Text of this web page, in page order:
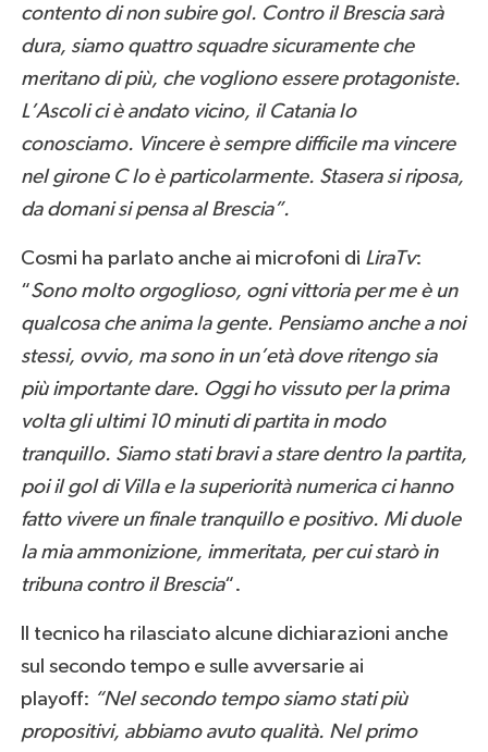
contento di non subire gol. Contro il Brescia sarà
dura, siamo quattro squadre sicuramente che
meritano di più, che vogliono essere protagoniste.
L’Ascoli ci è andato vicino, il Catania lo
conosciamo. Vincere è sempre difficile ma vincere
nel girone C lo è particolarmente. Stasera si riposa,
da domani si pensa al Brescia”.
Cosmi ha parlato anche ai microfoni di LiraTv:
“Sono molto orgoglioso, ogni vittoria per me è un
qualcosa che anima la gente. Pensiamo anche a noi
stessi, ovvio, ma sono in un’età dove ritengo sia
più importante dare. Oggi ho vissuto per la prima
volta gli ultimi 10 minuti di partita in modo
tranquillo. Siamo stati bravi a stare dentro la partita,
poi il gol di Villa e la superiorità numerica ci hanno
fatto vivere un finale tranquillo e positivo. Mi duole
la mia ammonizione, immeritata, per cui starò in
tribuna contro il Brescia“.
Il tecnico ha rilasciato alcune dichiarazioni anche
sul secondo tempo e sulle avversarie ai
playoff: “Nel secondo tempo siamo stati più
propositivi, abbiamo avuto qualità. Nel primo